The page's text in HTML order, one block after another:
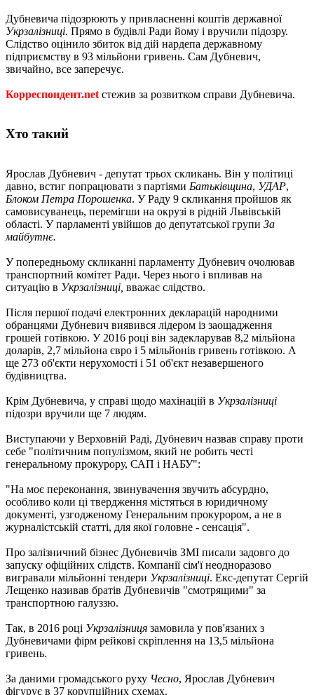
Дубневича підозрюють у привласненні коштів державної
Укрзалізниці. Прямо в будівлі Ради йому і вручили підозру.
Слідство оцінило збиток від дій нардепа державному
підприємству в 93 мільйони гривень. Сам Дубневич,
звичайно, все заперечує.
Корреспондент.net стежив за розвитком справи Дубневича.
Хто такий
Ярослав Дубневич - депутат трьох скликань. Він у політиці
давно, встиг попрацювати з партіями Батьківщина, УДАР,
Блоком Петра Порошенка. У Раду 9 скликання пройшов як
самовисуванець, перемігши на окрузі в рідній Львівській
області. У парламенті увійшов до депутатської групи За
майбутнє.
У попередньому скликанні парламенту Дубневич очолював
транспортний комітет Ради. Через нього і впливав на
ситуацію в Укрзалізниці, вважає слідство.
Після першої подачі електронних декларацій народними
обранцями Дубневич виявився лідером із заощадження
грошей готівкою. У 2016 році він задекларував 8,2 мільйона
доларів, 2,7 мільйона євро і 5 мільйонів гривень готівкою. А
ще 273 об'єкти нерухомості і 51 об'єкт незавершеного
будівництва.
Крім Дубневича, у справі щодо махінацій в Укрзалізниці
підозри вручили ще 7 людям.
Виступаючи у Верховній Раді, Дубневич назвав справу проти
себе "політичним популізмом, який не робить честі
генеральному прокурору, САП і НАБУ":
"На моє переконання, звинувачення звучить абсурдно,
особливо коли ці твердження містяться в юридичному
документі, узгодженому Генеральним прокурором, а не в
журналістській статті, для якої головне - сенсація".
Про залізничний бізнес Дубневичів ЗМІ писали задовго до
запуску офіційних слідств. Компанії сім'ї неодноразово
вигравали мільйонні тендери Укрзалізниці. Екс-депутат Сергій
Лещенко називав братів Дубневичів "смотрящими" за
транспортною галуззю.
Так, в 2016 році Укрзалізниця замовила у пов'язаних з
Дубневичами фірм рейкові скріплення на 13,5 мільйона
гривень.
За даними громадського руху Чесно, Ярослав Дубневич
фігурує в 37 корупційних схемах.